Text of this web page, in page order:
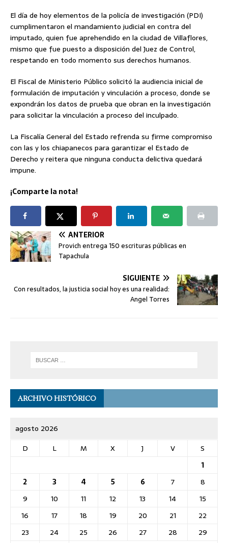
El día de hoy elementos de la policía de investigación (PDI)
cumplimentaron el mandamiento judicial en contra del
imputado, quien fue aprehendido en la ciudad de Villaflores,
mismo que fue puesto a disposición del Juez de Control,
respetando en todo momento sus derechos humanos.
El Fiscal de Ministerio Público solicitó la audiencia inicial de
formulación de imputación y vinculación a proceso, donde se
expondrán los datos de prueba que obran en la investigación
para solicitar la vinculación a proceso del inculpado.
La Fiscalía General del Estado refrenda su firme compromiso
con las y los chiapanecos para garantizar el Estado de
Derecho y reitera que ninguna conducta delictiva quedará
impune.
¡Comparte la nota!
ANTERIOR
Provich entrega 150 escrituras públicas en
Tapachula
SIGUIENTE
Con resultados, la justicia social hoy es una realidad:
Angel Torres
ARCHIVO HISTÓRICO
agosto 2026
D
L M X J V
S
1
2
3 4 5 6 7
8
9
10 11 12 13 14
15
16
17 18 19 20 21
22
23
24 25 26 27 28
29